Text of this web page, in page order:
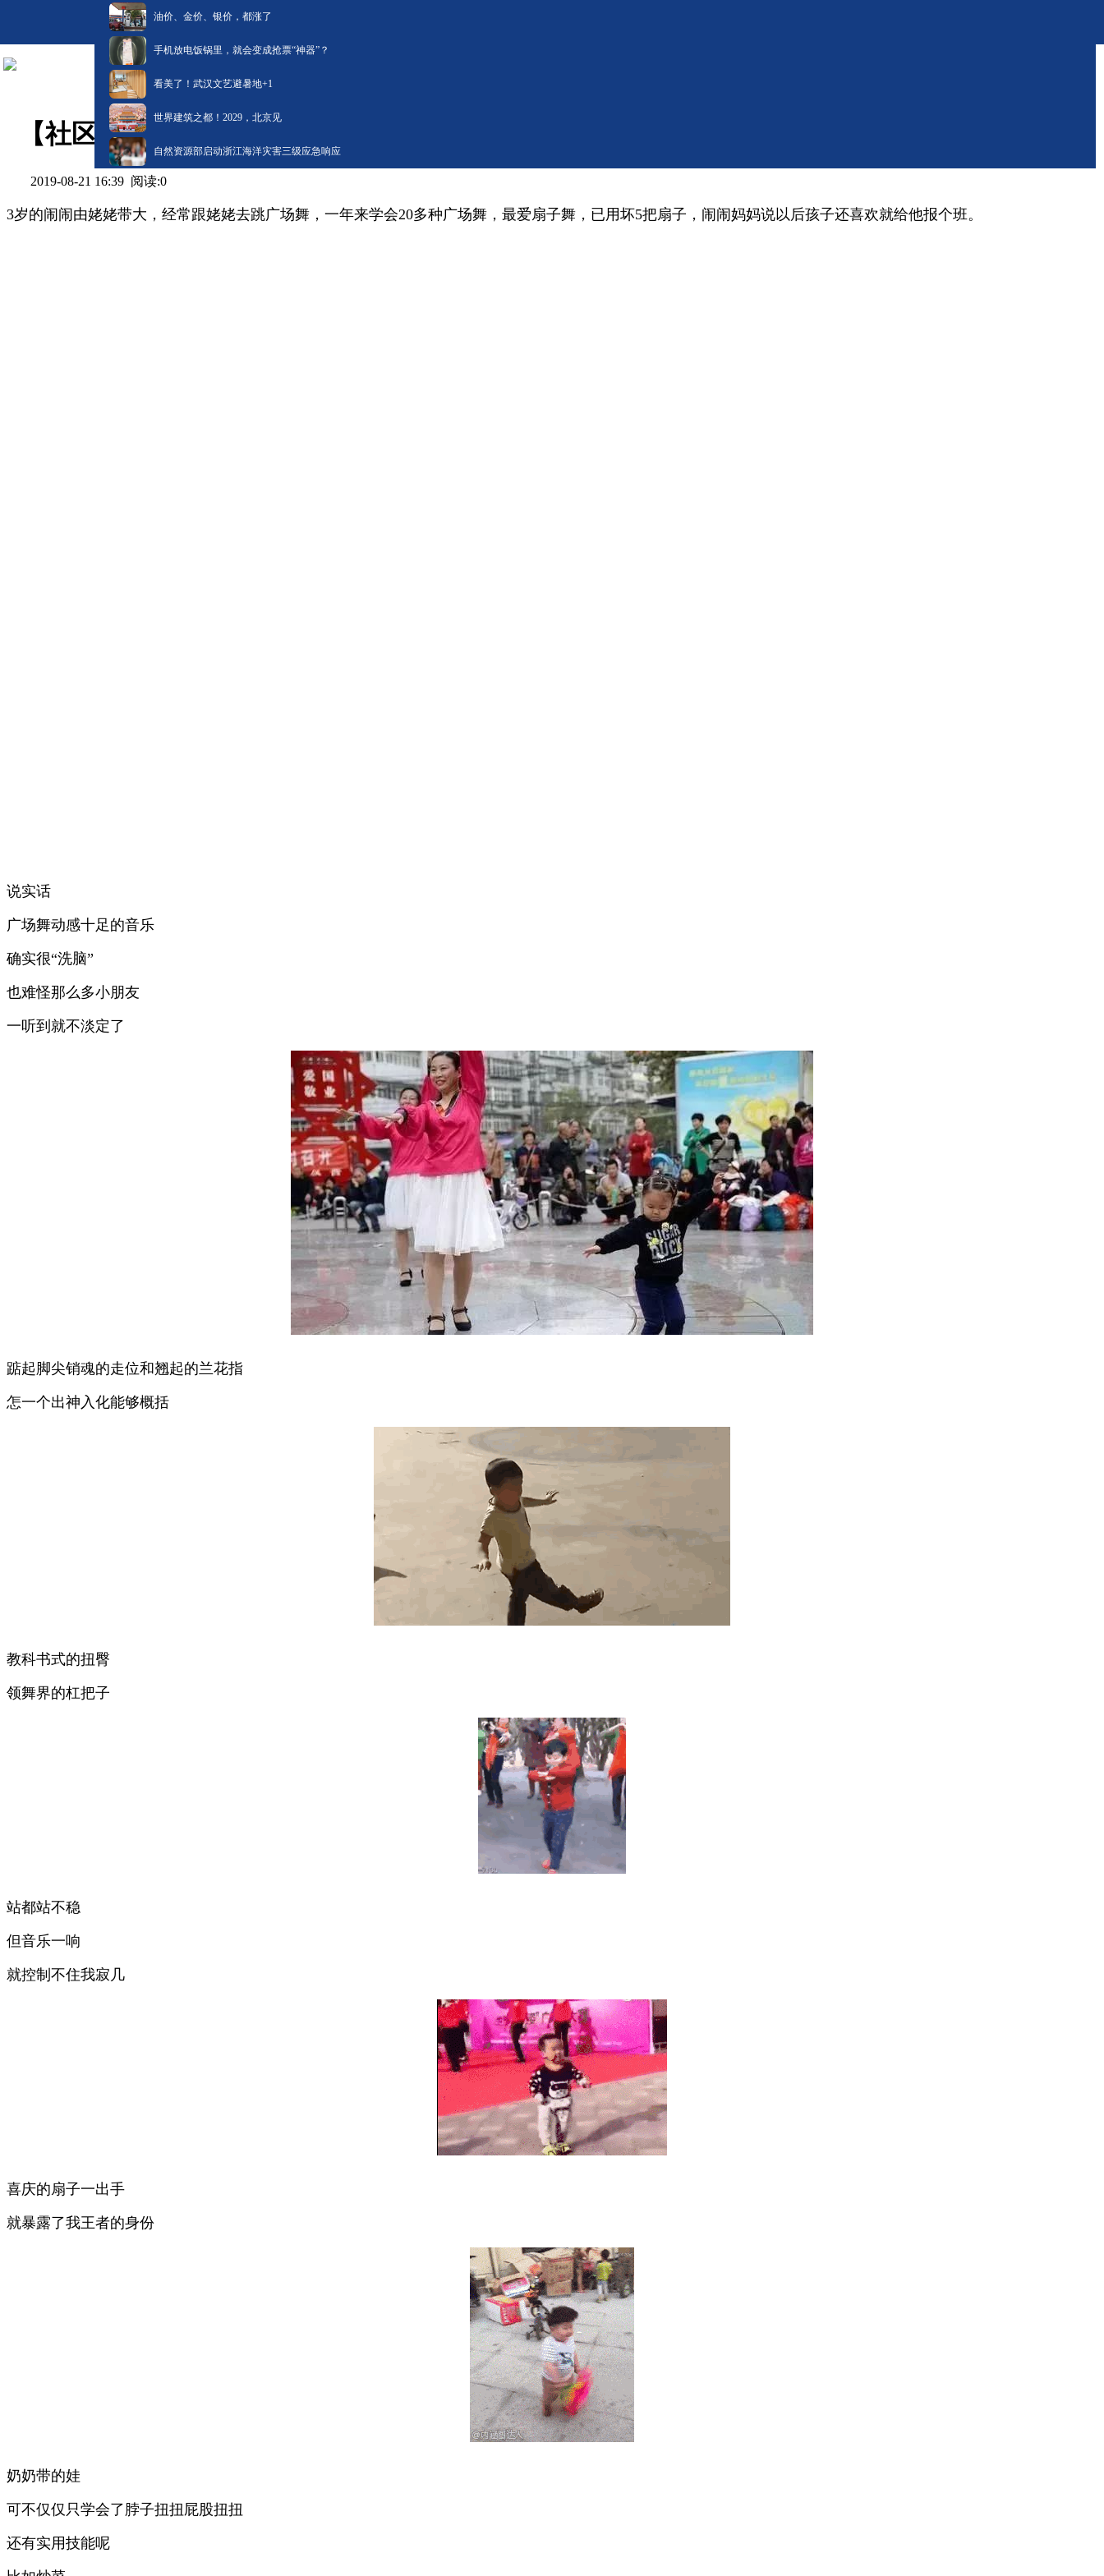
油价、金价、银价，都涨了
手机放电饭锅里，就会变成抢票“神器”？
看美了！武汉文艺避暑地+1
世界建筑之都！2029，北京见
自然资源部启动浙江海洋灾害三级应急响应
【社区】3岁娃会跳20多种广场舞！网友：不愧是外婆带的
2019-08-21 16:39 阅读:0
3岁的闹闹由姥姥带大，经常跟姥姥去跳广场舞，一年来学会20多种广场舞，最爱扇子舞，已用坏5把扇子，闹闹妈妈说以后孩子还喜欢就给他报个班。
说实话
广场舞动感十足的音乐
确实很“洗脑”
也难怪那么多小朋友
一听到就不淡定了
踮起脚尖销魂的走位和翘起的兰花指
怎一个出神入化能够概括
教科书式的扭臀
领舞界的杠把子
站都站不稳
但音乐一响
就控制不住我寂几
喜庆的扇子一出手
就暴露了我王者的身份
奶奶带的娃
可不仅仅只学会了脖子扭扭屁股扭扭
还有实用技能呢